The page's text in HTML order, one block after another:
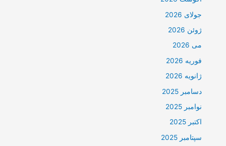
جولای 2026
ژوئن 2026
می 2026
فوریه 2026
ژانویه 2026
دسامبر 2025
نوامبر 2025
اکتبر 2025
سپتامبر 2025